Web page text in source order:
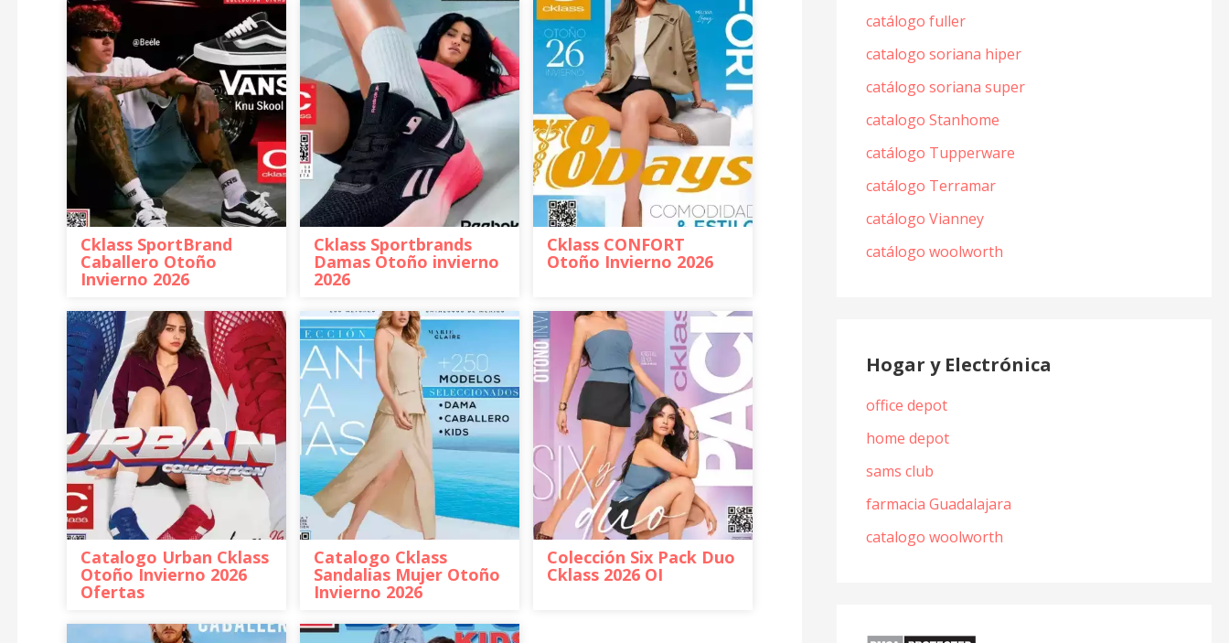
Cklass SportBrand
Caballero Otoño
Invierno 2026
Cklass Sportbrands
Damas Otoño invierno
2026
Cklass CONFORT
Otoño Invierno 2026
Catalogo Urban Cklass
Otoño Invierno 2026
Ofertas
Catalogo Cklass
Sandalias Mujer Otoño
Invierno 2026
Colección Six Pack Duo
Cklass 2026 OI
catálogo fuller
catalogo soriana hiper
catálogo soriana super
catalogo Stanhome
catálogo Tupperware
catálogo Terramar
catálogo Vianney
catálogo woolworth
Hogar y Electrónica
office depot
home depot
sams club
farmacia Guadalajara
catalogo woolworth